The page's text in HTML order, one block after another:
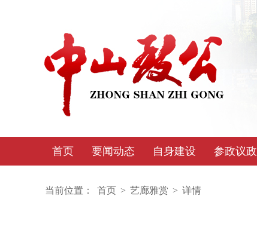
首页 要闻动态 自身建设 参政议政
当前位置： 首页 > 艺廊雅赏 > 详情